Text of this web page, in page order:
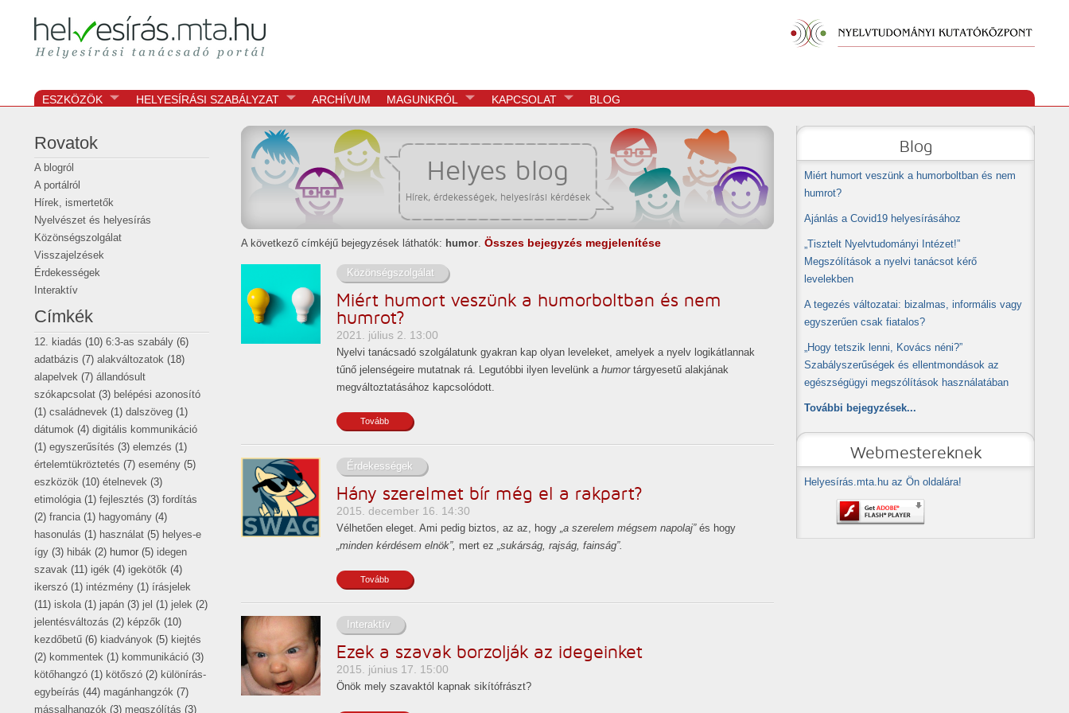
helyesírás
Helyesírási tanácsadó portál
ESZKÖZÖK HELYESÍRÁSI SZABÁLYZAT ARCHÍVUM MAGUNKRÓL KAPCSOLAT BLOG
Blog
Miért humort veszünk a humorboltban és nem
humrot?
Ajánlás a Covid19 helyesírásához
„Tisztelt Nyelvtudományi Intézet!”
Megszólítások a nyelvi tanácsot kérő
levelekben
A tegezés változatai: bizalmas, informális vagy
egyszerűen csak fiatalos?
„Hogy tetszik lenni, Kovács néni?”
Szabályszerűségek és ellentmondások az
egészségügyi megszólítások használatában
További bejegyzések...
Webmestereknek
Helyesírás.mta.hu az Ön oldalára!
Rovatok
A blogról
A portálról
Hírek, ismertetők
Nyelvészet és helyesírás
Közönségszolgálat
Visszajelzések
Érdekességek
Interaktív
Címkék
12. kiadás (10) 6:3-as szabály (6)
adatbázis (7) alakváltozatok (18)
alapelvek (7) állandósult
szókapcsolat (3) belépési azonosító
(1) családnevek (1) dalszöveg (1)
dátumok (4) digitális kommunikáció
(1) egyszerűsítés (3) elemzés (1)
értelemtükröztetés (7) esemény (5)
eszközök (10) ételnevek (3)
etimológia (1) fejlesztés (3) fordítás
(2) francia (1) hagyomány (4)
hasonulás (1) használat (5) helyes-e
így (3) hibák (2) humor (5) idegen
szavak (11) igék (4) igekötők (4)
ikerszó (1) intézmény (1) írásjelek
(11) iskola (1) japán (3) jel (1) jelek (2)
jelentésváltozás (2) képzők (10)
kezdőbetű (6) kiadványok (5) kiejtés
(2) kommentek (1) kommunikáció (3)
kötőhangzó (1) kötőszó (2) különírás-
egybeírás (44) magánhangzók (7)
mássalhangzók (3) megszólítás (3)
Helyes blog
Hírek, érdekességek, helyesírási kérdések
A következő címkéjű bejegyzések láthatók: humor. Összes bejegyzés megjelenítése
Közönségszolgálat
Miért humort veszünk a humorboltban és nem
humrot?
2021. július 2. 13:00
Nyelvi tanácsadó szolgálatunk gyakran kap olyan leveleket, amelyek a nyelv logikátlannak
tűnő jelenségeire mutatnak rá. Legutóbbi ilyen levelünk a humortárgyesetű alakjának
megváltoztatásához kapcsolódott.
Tovább
Érdekességek
Hány szerelmet bír még el a rakpart?
2015. december 16. 14:30
Vélhetően eleget. Ami pedig biztos, az az, hogy „a szerelem mégsem napolaj”és hogy
„minden kérdésem elnök”, mert ez „sukárság, rajság, fainság”.
Tovább
Interaktív
Ezek a szavak borzolják az idegeinket
2015. június 17. 15:00
Önök mely szavaktól kapnak sikítófrászt?